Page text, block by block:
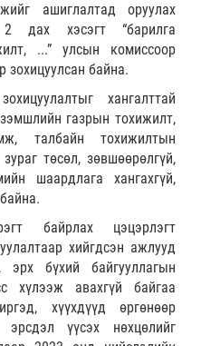
ашиглалтад оруулах
дах хэсэгт “барилга
...” улсын комиссоор
зохицуулсан байна.
хангалттай
газрын тохижилт,
талбайн тохижилтын
төсөл, зөвшөөрөлгүй,
шаардлага хангахгүй,
байрлах цэцэрлэгт
хийгдсэн ажлууд
эрх бүхий байгууллагын
хүлээж авахгүй байгаа
хүүхдүүд өргөнөөр
үүсэх нөхцөлийг